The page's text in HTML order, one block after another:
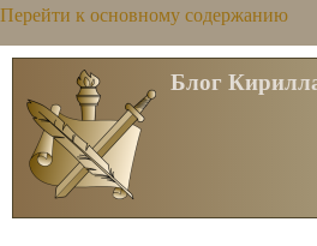
Перейти к основному содержанию
Блог